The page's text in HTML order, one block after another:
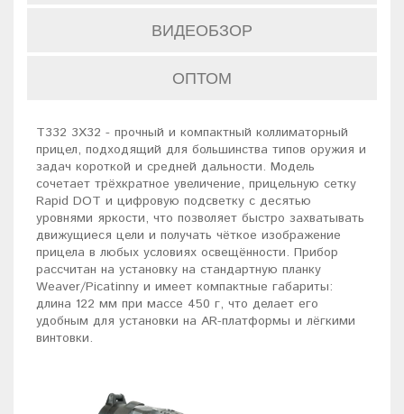
ВИДЕОБЗОР
ОПТОМ
T332 3X32 - прочный и компактный коллиматорный
прицел, подходящий для большинства типов оружия и
задач короткой и средней дальности. Модель
сочетает трёхкратное увеличение, прицельную сетку
Rapid DOT и цифровую подсветку с десятью
уровнями яркости, что позволяет быстро захватывать
движущиеся цели и получать чёткое изображение
прицела в любых условиях освещённости. Прибор
рассчитан на установку на стандартную планку
Weaver/Picatinny и имеет компактные габариты:
длина 122 мм при массе 450 г, что делает его
удобным для установки на AR-платформы и лёгкими
винтовки.